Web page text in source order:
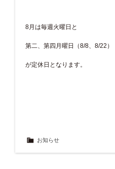
8月は毎週火曜日と
第二、第四月曜日（8/8、8/22）
が定休日となります。
お知らせ